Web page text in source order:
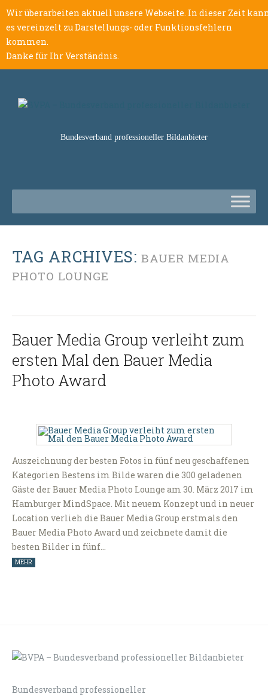
Wir überarbeiten aktuell unsere Webseite. In dieser Zeit
es vereinzelt zu Darstellungs- oder Funktionsfehlern
kommen.
Danke für Ihr Verständnis.
Bundesverband professioneller Bildanbieter
TAG ARCHIVES: BAUER MEDIA
PHOTO LOUNGE
Bauer Media Group verleiht zum
ersten Mal den Bauer Media
Photo Award
Auszeichnung der besten Fotos in fünf neu geschaffenen
Kategorien Bestens im Bilde waren die 300 geladenen
Gäste der Bauer Media Photo Lounge am 30. März 2017 im
Hamburger MindSpace. Mit neuem Konzept und in neuer
Location verlieh die Bauer Media Group erstmals den
Bauer Media Photo Award und zeichnete damit die
besten Bilder in fünf…
MEHR
Bundesverband professioneller